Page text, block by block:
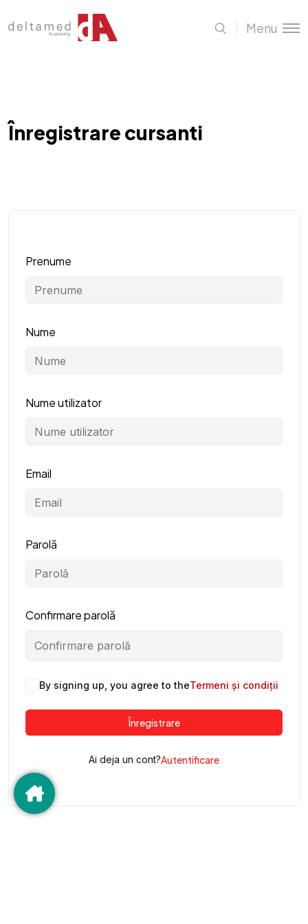
Menu
Înregistrare cursanti
Prenume
Nume
Nume utilizator
Email
Parolă
Confirmare parolă
By signing up, you agree to theTermeni și condiții
Înregistrare
Ai deja un cont?Autentificare
©2025 Deltamed SRL. Toate drepturile rezervate.